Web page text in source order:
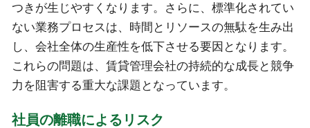
つきが生じやすくなります。さらに、標準化されてい
ない業務プロセスは、時間とリソースの無駄を生み出
し、会社全体の生産性を低下させる要因となります。
これらの問題は、賃貸管理会社の持続的な成長と競争
力を阻害する重大な課題となっています。
社員の離職によるリスク